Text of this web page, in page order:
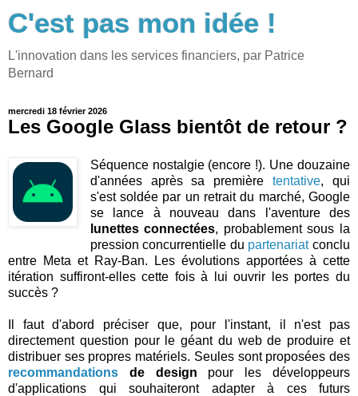
C'est pas mon idée !
L'innovation dans les services financiers, par Patrice
Bernard
mercredi 18 février 2026
Les Google Glass bientôt de retour ?
Séquence nostalgie (encore !). Une douzaine
d'années après sa premièretentative, qui
s'est soldée par un retrait du marché, Google
se lance à nouveau dans l'aventure des
lunettes connectées, probablement sous la
pression concurrentielle du partenariatconclu
entre Meta et Ray-Ban. Les évolutions apportées à cette
itération suffiront-elles cette fois à lui ouvrir les portes du
succès ?
Il faut d'abord préciser que, pour l'instant, il n'est pas
directement question pour le géant du web de produire et
distribuer ses propres matériels. Seules sont proposées des
recommandations de design pour les développeurs
d'applications qui souhaiteront adapter à ces futurs